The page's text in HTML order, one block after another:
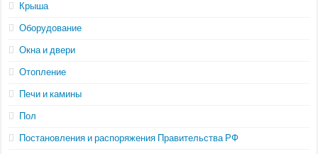
Крыша
Оборудование
Окна и двери
Отопление
Печи и камины
Пол
Постановления и распоряжения Правительства РФ